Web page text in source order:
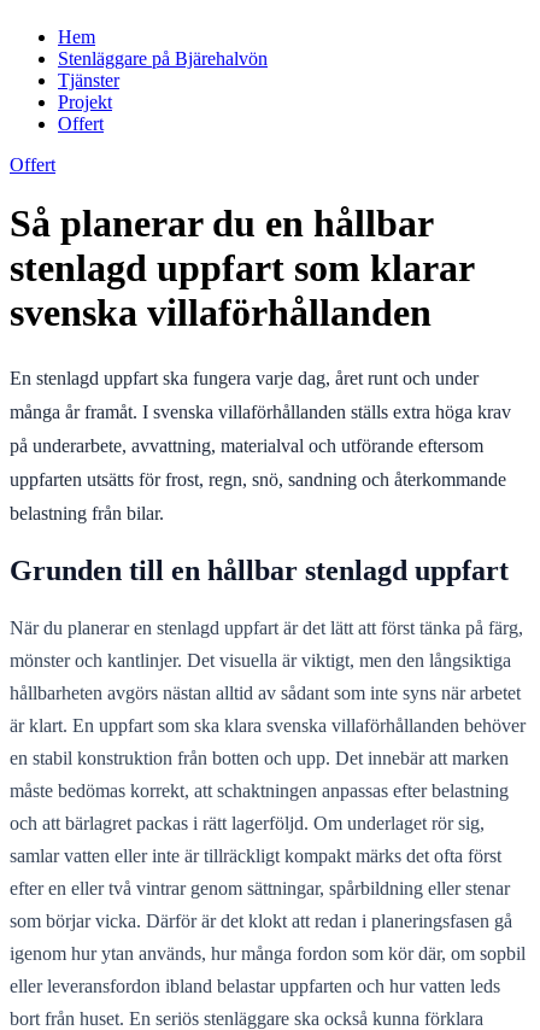
Hem
Stenläggare på Bjärehalvön
Tjänster
Projekt
Offert
Offert
Så planerar du en hållbar
stenlagd uppfart som klarar
svenska villaförhållanden
En stenlagd uppfart ska fungera varje dag, året runt och under
många år framåt. I svenska villaförhållanden ställs extra höga krav
på underarbete, avvattning, materialval och utförande eftersom
uppfarten utsätts för frost, regn, snö, sandning och återkommande
belastning från bilar.
Grunden till en hållbar stenlagd uppfart
När du planerar en stenlagd uppfart är det lätt att först tänka på färg,
mönster och kantlinjer. Det visuella är viktigt, men den långsiktiga
hållbarheten avgörs nästan alltid av sådant som inte syns när arbetet
är klart. En uppfart som ska klara svenska villaförhållanden behöver
en stabil konstruktion från botten och upp. Det innebär att marken
måste bedömas korrekt, att schaktningen anpassas efter belastning
och att bärlagret packas i rätt lagerföljd. Om underlaget rör sig,
samlar vatten eller inte är tillräckligt kompakt märks det ofta först
efter en eller två vintrar genom sättningar, spårbildning eller stenar
som börjar vicka. Därför är det klokt att redan i planeringsfasen gå
igenom hur ytan används, hur många fordon som kör där, om sopbil
eller leveransfordon ibland belastar uppfarten och hur vatten leds
bort från huset. En seriös stenläggare ska också kunna förklara